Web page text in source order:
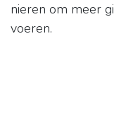
nieren om meer
voeren.